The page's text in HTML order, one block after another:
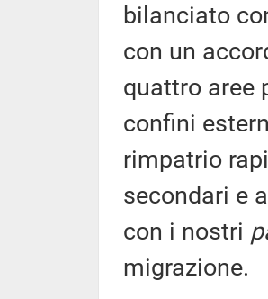
bilanciato
con un
quattro aree
confini
rimpatrio
secondari e
con i nostri
migrazione.